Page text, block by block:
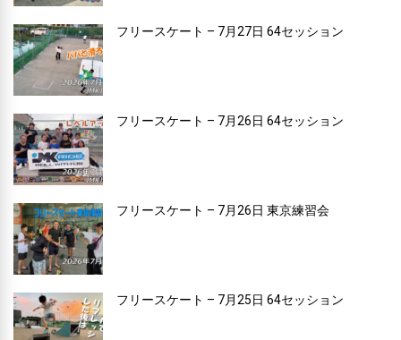
フリースケート – 7月27日 64セッション
フリースケート – 7月26日 64セッション
フリースケート – 7月26日 東京練習会
フリースケート – 7月25日 64セッション